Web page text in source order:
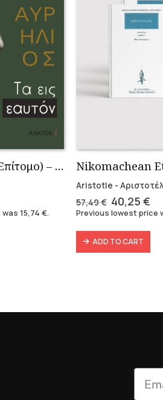
Τα Εις εαυτόν (Επίτομο) – Μάρκος Αυρήλιος
€.
was 15,74 €.
Aristotle -
57,49€ Original
price
57,49 €.
40,25 €
Previous lowest price
ADD TO CART